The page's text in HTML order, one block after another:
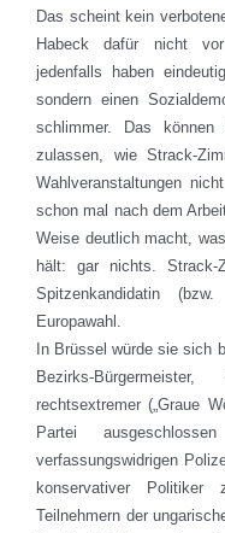
Das scheint kein
Habeck dafür nicht
jedenfalls haben
sondern einen
schlimmer. Das
zulassen, wie Strack-
Wahlveranstaltungen
schon mal nach dem
Weise deutlich macht,
hält: gar nichts. Strack-
Spitzenkandidatin
Europawahl.
In Brüssel würde sie sich
Bezirks-
rechtsextremer („Graue
Partei
verfassungswidrigen
konservativer
Teilnehmern der